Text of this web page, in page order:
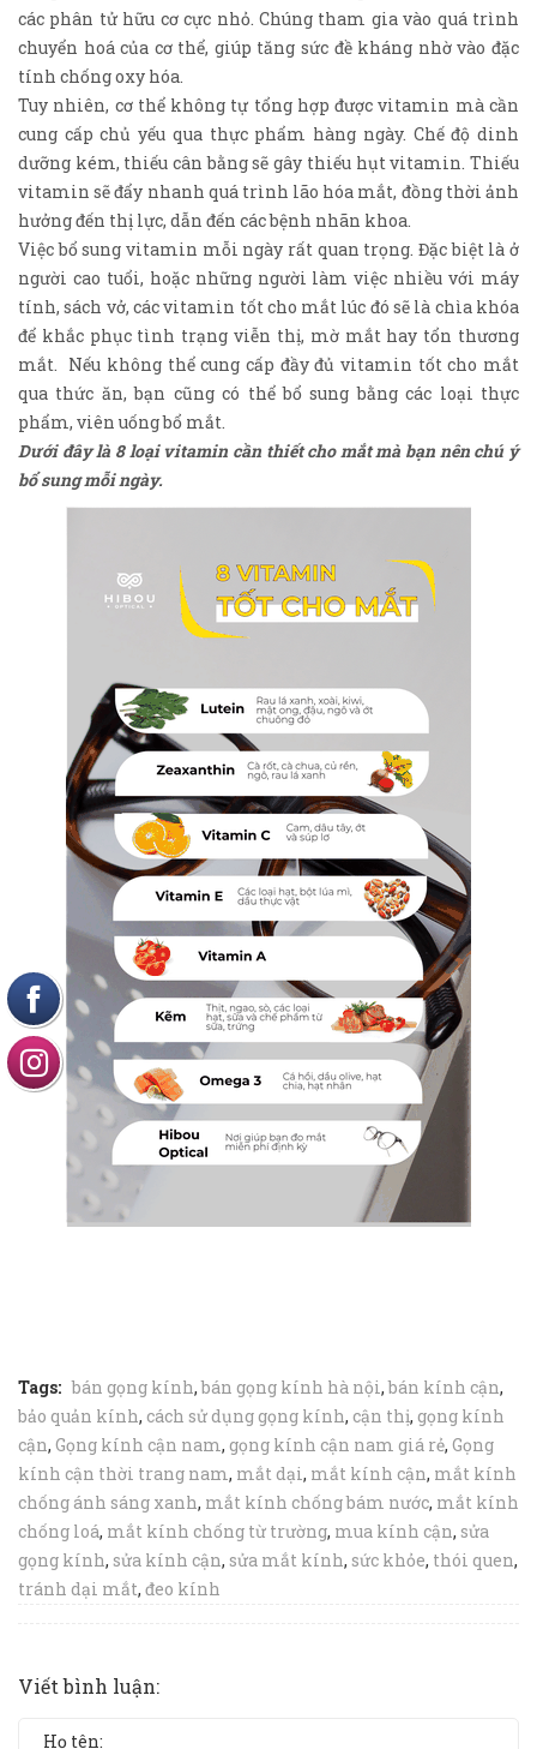
các phân tử hữu cơ cực nhỏ. Chúng tham gia vào quá trình
chuyển hoá của cơ thể, giúp tăng sức đề kháng nhờ vào đặc
tính chống oxy hóa.
Tuy nhiên, cơ thể không tự tổng hợp được vitamin mà cần
cung cấp chủ yếu qua thực phẩm hàng ngày. Chế độ dinh
dưỡng kém, thiếu cân bằng sẽ gây thiếu hụt vitamin. Thiếu
vitamin sẽ đẩy nhanh quá trình lão hóa mắt, đồng thời ảnh
hưởng đến thị lực, dẫn đến các bệnh nhãn khoa.
Việc bổ sung vitamin mỗi ngày rất quan trọng. Đặc biệt là ở
người cao tuổi, hoặc những người làm việc nhiều với máy
tính, sách vở, các vitamin tốt cho mắt lúc đó sẽ là chìa khóa
để khắc phục tình trạng viễn thị, mờ mắt hay tổn thương
mắt. Nếu không thể cung cấp đầy đủ vitamin tốt cho mắt
qua thức ăn, bạn cũng có thể bổ sung bằng các loại thực
phẩm, viên uống bổ mắt.
Dưới đây là 8 loại vitamin cần thiết cho mắt mà bạn nên chú ý
bổ sung mỗi ngày.
Tags: bán gọng kính,bán gọng kính hà nội,bán kính cận,
bảo quản kính, cách sử dụng gọng kính, cận thị, gọng kính
cận, Gọng kính cận nam, gọng kính cận nam giá rẻ, Gọng
kính cận thời trang nam, mắt dại, mắt kính cận, mắt kính
chống ánh sáng xanh, mắt kính chống bám nước, mắt kính
chống loá, mắt kính chống từ trường, mua kính cận, sửa
gọng kính, sửa kính cận, sửa mắt kính, sức khỏe, thói quen,
tránh dại mắt, đeo kính
Viết bình luận: